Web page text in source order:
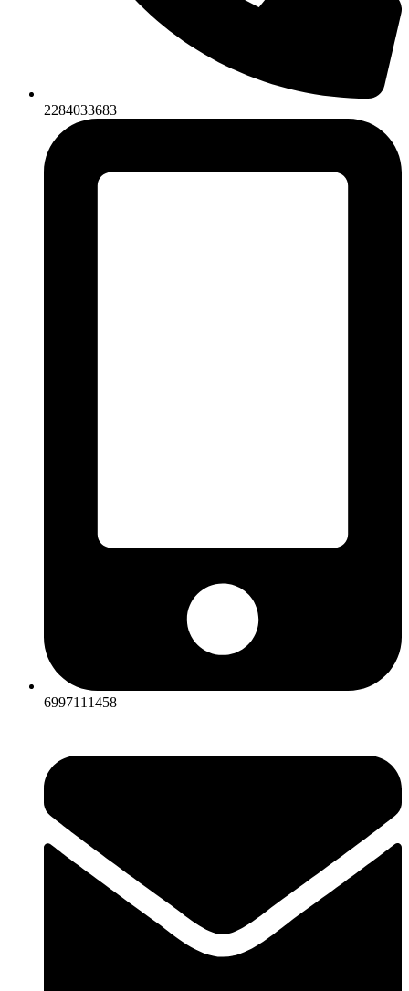
2284033683
6997111458